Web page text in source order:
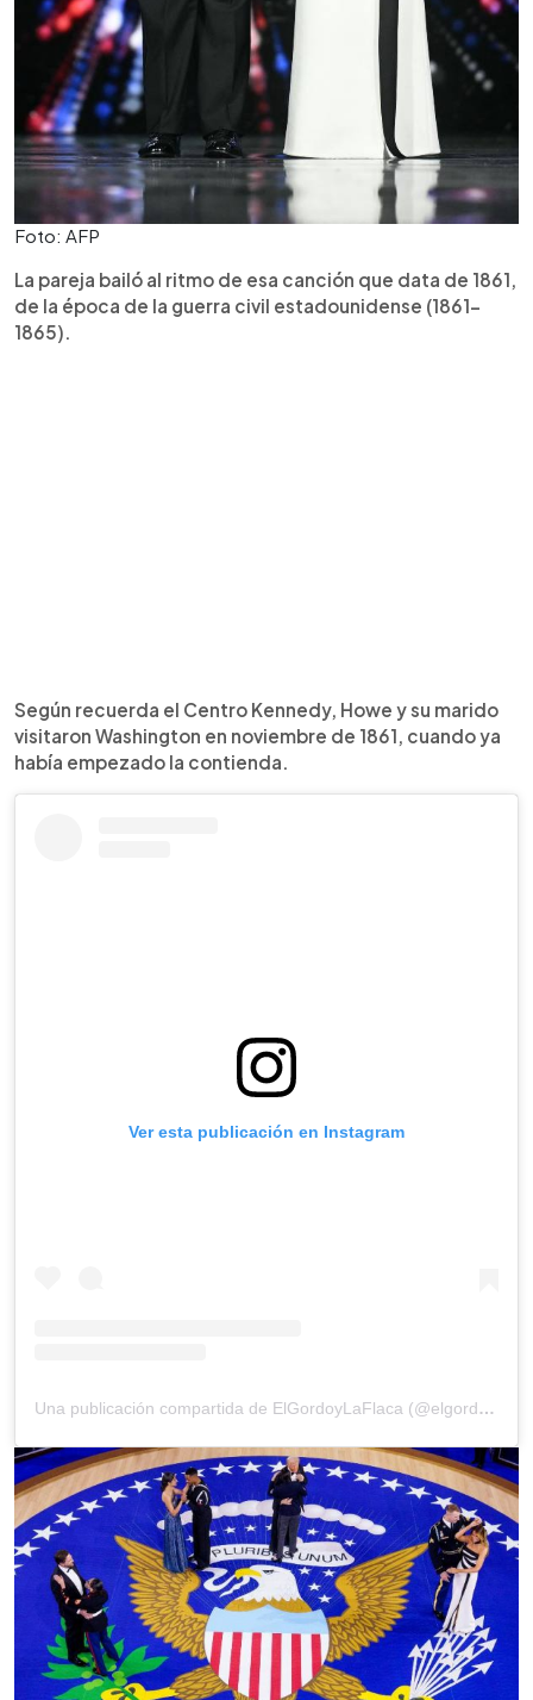
Foto: AFP
La pareja bailó al ritmo de esa canción que data de 1861,
de la época de la guerra civil estadounidense (1861-
1865).
Según recuerda el Centro Kennedy, Howe y su marido
visitaron Washington en noviembre de 1861, cuando ya
había empezado la contienda.
Ver esta publicación en Instagram
Una publicación compartida de ElGordoyLaFlaca (@elgordoylaflaca)